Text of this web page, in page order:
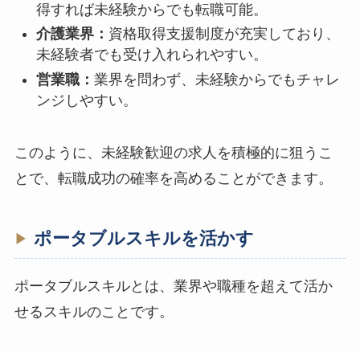
得すれば未経験からでも転職可能。
介護業界： 資格取得支援制度が充実しており、
未経験者でも受け入れられやすい。
営業職： 業界を問わず、未経験からでもチャレ
ンジしやすい。
このように、未経験歓迎の求人を積極的に狙うこ
とで、転職成功の確率を高めることができます。
ポータブルスキルを活かす
ポータブルスキルとは、業界や職種を超えて活か
せるスキルのことです。